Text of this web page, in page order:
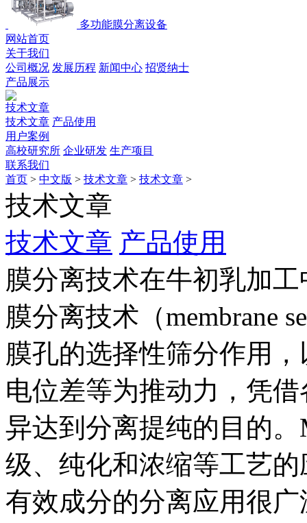
多功能膜分离设备
网站首页
关于我们
公司概况 发展历程 新闻中心 招贤纳士
产品展示
技术文章
技术文章 产品使用
用户案例
高校研究所 企业研发 生产项目
联系我们
首页 > 中文版 > 技术文章 > 技术文章 >
技术文章
技术文章 产品使用
膜分离技术在牛初乳加
膜分离技术（membrane
膜孔的选择性筛分作用
电位差等为推动力，凭
异达到分离提纯的目的
级、纯化和浓缩等工艺
有效成分的分离应用很